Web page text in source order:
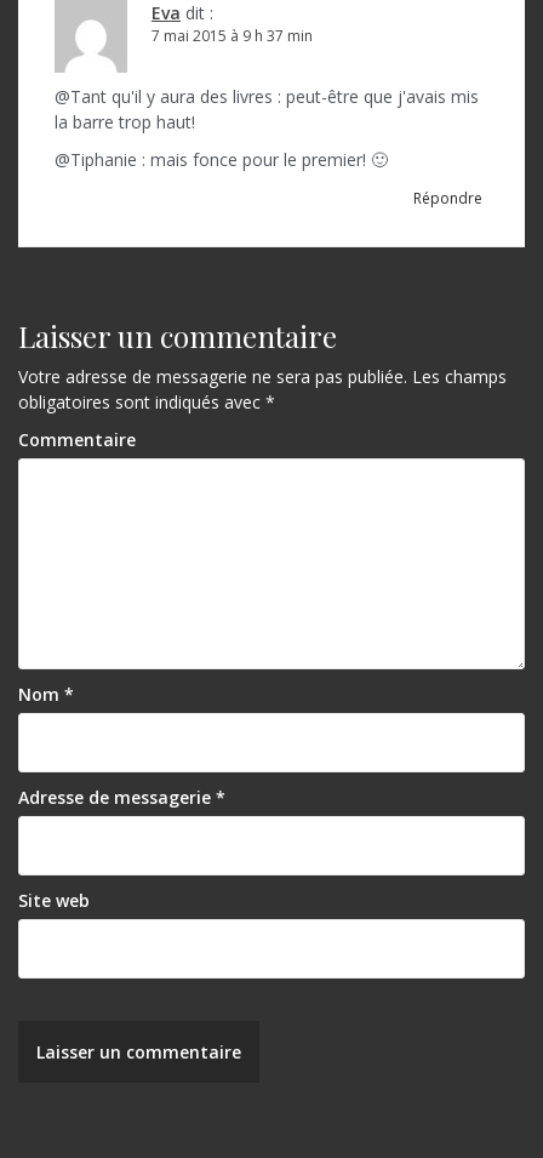
Eva dit :
7 mai 2015 à 9 h 37 min
@Tant qu'il y aura des livres : peut-être que j'avais mis
la barre trop haut!
@Tiphanie : mais fonce pour le premier! 🙂
Répondre
Laisser un commentaire
Votre adresse de messagerie ne sera pas publiée. Les champs
obligatoires sont indiqués avec *
Commentaire
Nom *
Adresse de messagerie *
Site web